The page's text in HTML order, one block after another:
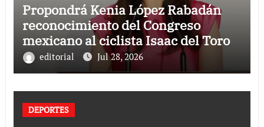
Propondrá Kenia López Rabadán
reconocimiento del Congreso
mexicano al ciclista Isaac del Toro
editorial Jul 28, 2026
DEPORTES